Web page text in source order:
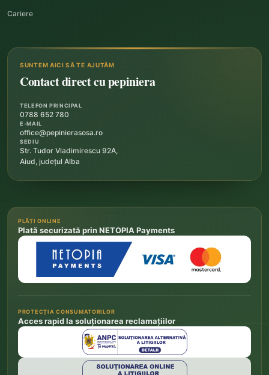
Cariere
SUNTEM AICI SĂ TE AJUTĂM
Contact direct cu pepiniera
TELEFON PRINCIPAL
0788 652 780
E-MAIL
office@pepinierasosa.ro
SEDIU
Str. Tudor Vladimirescu 92A,
Aiud, județul Alba
PLĂȚI ONLINE
Plată securizată prin NETOPIA Payments
PROTECȚIA CONSUMATORILOR
Acces rapid la soluționarea reclamațiilor